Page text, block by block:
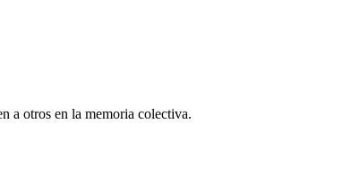
a otros en la memoria colectiva.